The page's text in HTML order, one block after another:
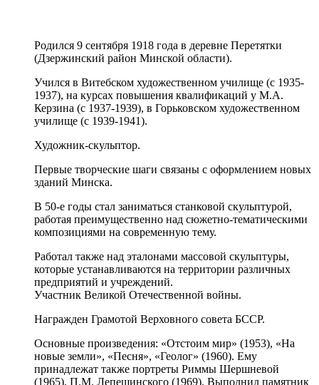
Родился 9 сентября 1918 года в деревне Перетятки
(Дзержинский район Минской области).
Учился в Витебском художественном училище (с 1935-
1937), на курсах повышения квалификаций у М.А.
Керзина (с 1937-1939), в Горьковском художественном
училище (с 1939-1941).
Художник-скульптор.
Первые творческие шаги связаны с оформлением новых
зданий Минска.
В 50-е годы стал заниматься станковой скульптурой,
работая преимущественно над сюжетно-тематическими
композициями на современную тему.
Работал также над эталонами массовой скульптуры,
которые устанавливаются на территории различных
предприятий и учреждений.
Участник Великой Отечественной войны.
Награжден Грамотой Верховного совета БССР.
Основные произведения: «Отстоим мир» (1953), «На
новые земли», «Песня», «Геолог» (1960). Ему
принадлежат также портреты Риммы Шершневой
(1965), П.М. Лепешинского (1969). Выполнил памятник